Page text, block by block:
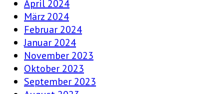
April 2024
März 2024
Februar 2024
Januar 2024
November 2023
Oktober 2023
September 2023